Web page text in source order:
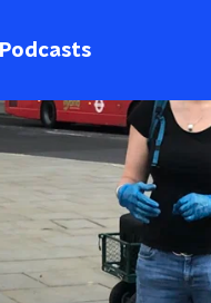
Podcasts